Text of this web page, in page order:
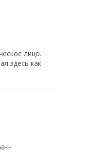
лицо.
здесь как
i-